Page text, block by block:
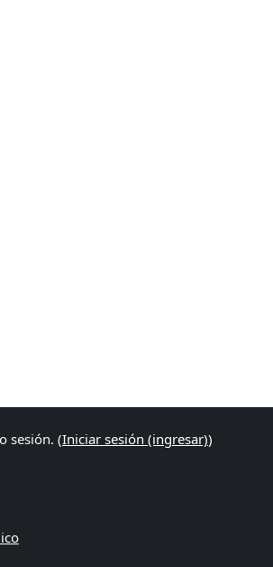
sesión. (Iniciar sesión (ingresar))